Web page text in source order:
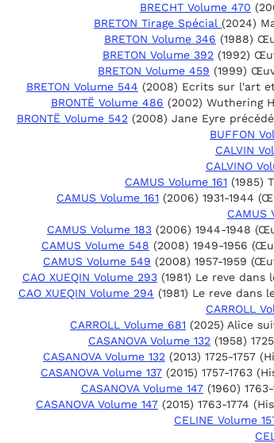
BRECHT Volume 470
BRETON Tirage Spécial (2024)
BRETON Volume 346 (1988)
BRETON Volume 392 (1992)
BRETON Volume 459 (1999)
BRETON Volume 544 (2008) Ecrits sur l'art
BRONTË Volume 486 (2002) Wuthering
BRONTË Volume 542 (2008) Jane Eyre
BUFFON
CALVIN
CALVINO
CAMUS Volume 161 (1985)
CAMUS Volume 161 (2006) 1931-1944
CAMUS
CAMUS Volume 183 (2006) 1944-1948
CAMUS Volume 548 (2008) 1949-1956
CAMUS Volume 549 (2008) 1957-1959
CAO XUEQIN Volume 293 (1981) Le reve dans
CAO XUEQIN Volume 294 (1981) Le reve dans
CARROLL
CARROLL Volume 681 (2025) Alice
CASANOVA Volume 132 (1958)
CASANOVA Volume 132 (2013) 1725-1757
CASANOVA Volume 137 (2015) 1757-1763
CASANOVA Volume 147 (1960)
CASANOVA Volume 147 (2015) 1763-1774
CELINE Volume